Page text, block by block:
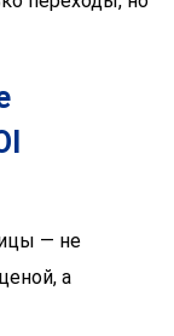
— не
а